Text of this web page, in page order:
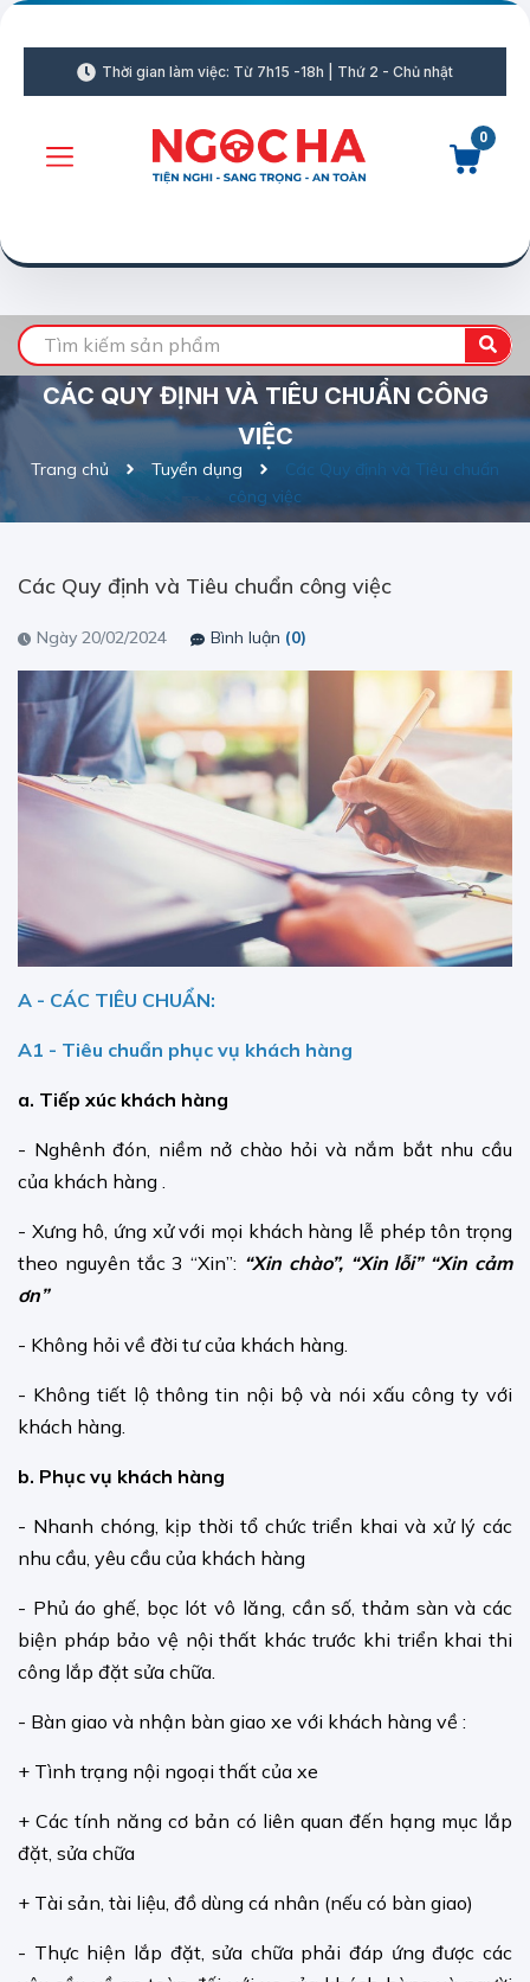
Thời gian làm việc: Từ 7h15 -18h | Thứ 2 - Chủ nhật
0
CÁC QUY ĐỊNH VÀ TIÊU CHUẨN CÔNG
VIỆC
Trang chủ Tuyển dụng
Các Quy định và Tiêu chuẩn
công việc
Các Quy định và Tiêu chuẩn công việc
Ngày 20/02/2024 Bình luận (0)
A - CÁC TIÊU CHUẨN:
A1 - Tiêu chuẩn phục vụ khách hàng
a. Tiếp xúc khách hàng
- Nghênh đón, niềm nở chào hỏi và nắm bắt nhu cầu
của khách hàng .
- Xưng hô, ứng xử với mọi khách hàng lễ phép tôn trọng
theo nguyên tắc 3 “Xin”: “Xin chào”, “Xin lỗi” “Xin cảm
ơn”
- Không hỏi về đời tư của khách hàng.
- Không tiết lộ thông tin nội bộ và nói xấu công ty với
khách hàng.
b. Phục vụ khách hàng
- Nhanh chóng, kịp thời tổ chức triển khai và xử lý các
nhu cầu, yêu cầu của khách hàng
- Phủ áo ghế, bọc lót vô lăng, cần số, thảm sàn và các
biện pháp bảo vệ nội thất khác trước khi triển khai thi
công lắp đặt sửa chữa.
- Bàn giao và nhận bàn giao xe với khách hàng về :
+ Tình trạng nội ngoại thất của xe
+ Các tính năng cơ bản có liên quan đến hạng mục lắp
đặt, sửa chữa
+ Tài sản, tài liệu, đồ dùng cá nhân (nếu có bàn giao)
- Thực hiện lắp đặt, sửa chữa phải đáp ứng được các